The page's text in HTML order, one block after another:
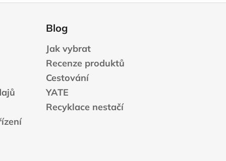
Blog
Jak vybrat
Recenze produktů
Cestování
YATE
Recyklace nestačí